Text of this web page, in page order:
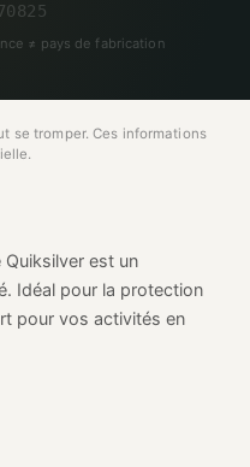
082 5
≠ pays de fabrication
se tromper. Ces informations
est un
Idéal pour la protection
pour vos activités en